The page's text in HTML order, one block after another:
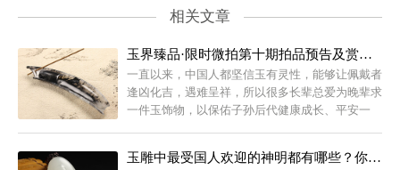
相关文章
玉界臻品·限时微拍第十期拍品预告及赏鉴（二）
一直以来，中国人都坚信玉有灵性，能够让佩戴者
逢凶化吉，遇难呈祥，所以很多长辈总爱为晚辈求
一件玉饰物，以保佑子孙后代健康成长、平安一
玉雕中最受国人欢迎的神明都有哪些？你能一一历数吗？